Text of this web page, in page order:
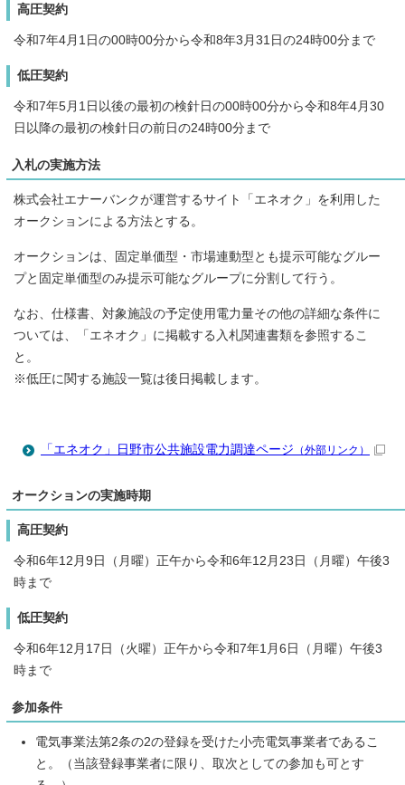
高圧契約
令和7年4月1日の00時00分から令和8年3月31日の24時00分まで
低圧契約
令和7年5月1日以後の最初の検針日の00時00分から令和8年4月30
日以降の最初の検針日の前日の24時00分まで
入札の実施方法
株式会社エナーバンクが運営するサイト「エネオク」を利用した
オークションによる方法とする。
オークションは、固定単価型・市場連動型とも提示可能なグルー
プと固定単価型のみ提示可能なグループに分割して行う。
なお、仕様書、対象施設の予定使用電力量その他の詳細な条件に
ついては、「エネオク」に掲載する入札関連書類を参照するこ
と。
※低圧に関する施設一覧は後日掲載します。
「エネオク」日野市公共施設電力調達ページ （外部リンク）
オークションの実施時期
高圧契約
令和6年12月9日（月曜）正午から令和6年12月23日（月曜）午後3
時まで
低圧契約
令和6年12月17日（火曜）正午から令和7年1月6日（月曜）午後3
時まで
参加条件
電気事業法第2条の2の登録を受けた小売電気事業者であるこ
と。（当該登録事業者に限り、取次としての参加も可とす